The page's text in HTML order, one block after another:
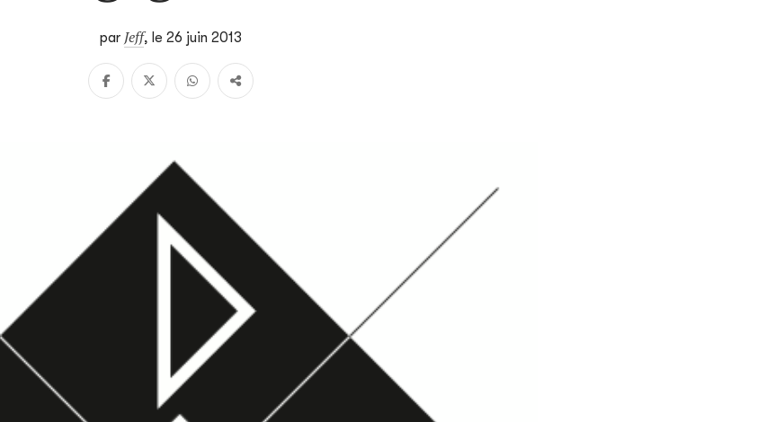
par Jeff, le 26 juin 2013